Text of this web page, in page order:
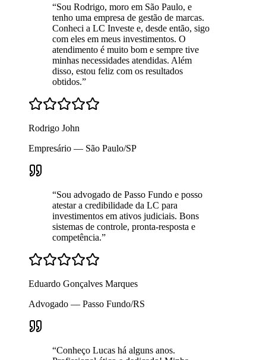
“Sou Rodrigo, moro em São Paulo, e
tenho uma empresa de gestão de marcas.
Conheci a LC Investe e, desde então, sigo
com eles em meus investimentos. O
atendimento é muito bom e sempre tive
minhas necessidades atendidas. Além
disso, estou feliz com os resultados
obtidos.”
Rodrigo John
Empresário — São Paulo/SP
“Sou advogado de Passo Fundo e posso
atestar a credibilidade da LC para
investimentos em ativos judiciais. Bons
sistemas de controle, pronta-resposta e
competência.”
Eduardo Gonçalves Marques
Advogado — Passo Fundo/RS
“Conheço Lucas há alguns anos.